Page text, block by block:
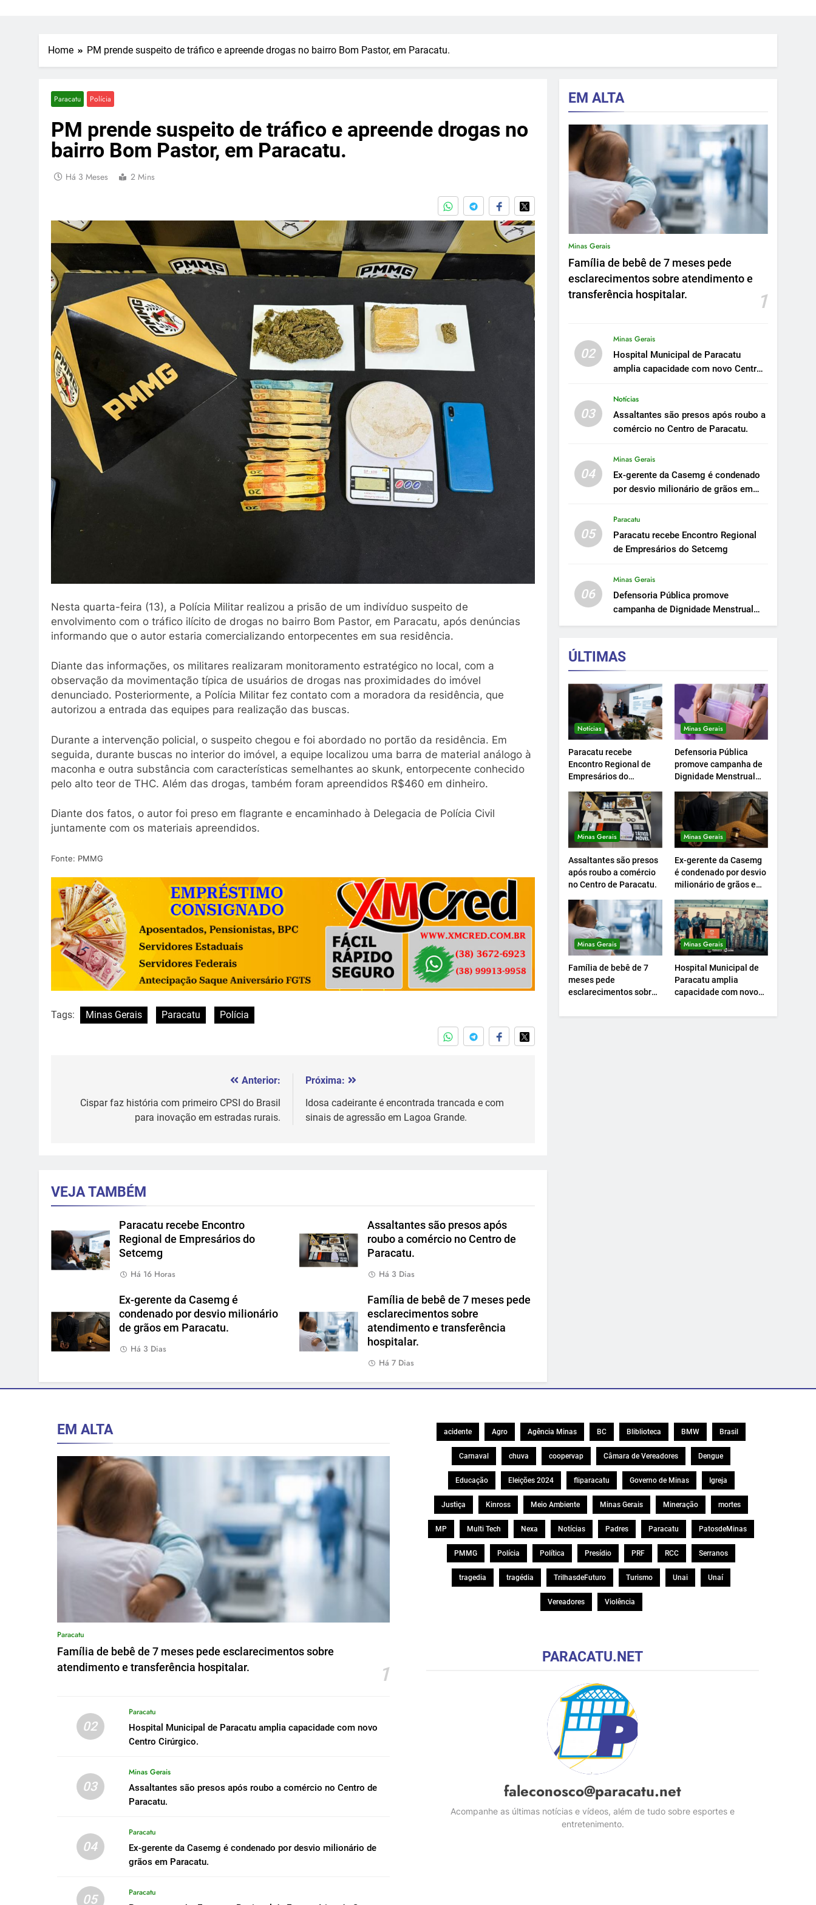
Home PM prende suspeito de tráfico e apreende drogas no bairro Bom Pastor, em Paracatu.
Paracatu Polícia
PM prende suspeito de tráfico e apreende drogas no
bairro Bom Pastor, em Paracatu.
Há 3 Meses 2 Mins
Nesta quarta-feira (13), a Polícia Militar realizou a prisão de um indivíduo suspeito de
envolvimento com o tráfico ilícito de drogas no bairro Bom Pastor, em Paracatu, após denúncias
informando que o autor estaria comercializando entorpecentes em sua residência.
Diante das informações, os militares realizaram monitoramento estratégico no local, com a
observação da movimentação típica de usuários de drogas nas proximidades do imóvel
denunciado. Posteriormente, a Polícia Militar fez contato com a moradora da residência, que
autorizou a entrada das equipes para realização das buscas.
Durante a intervenção policial, o suspeito chegou e foi abordado no portão da residência. Em
seguida, durante buscas no interior do imóvel, a equipe localizou uma barra de material análogo à
maconha e outra substância com características semelhantes ao skunk, entorpecente conhecido
pelo alto teor de THC. Além das drogas, também foram apreendidos R$460 em dinheiro.
Diante dos fatos, o autor foi preso em flagrante e encaminhado à Delegacia de Polícia Civil
juntamente com os materiais apreendidos.
Fonte: PMMG
Tags: Minas Gerais Paracatu Polícia
Anterior:
Cispar faz história com primeiro CPSI do Brasil
para inovação em estradas rurais.
Próxima:
Idosa cadeirante é encontrada trancada e com
sinais de agressão em Lagoa Grande.
VEJA TAMBÉM
Paracatu recebe Encontro
Regional de Empresários do
Setcemg
Há 16 Horas
Assaltantes são presos após
roubo a comércio no Centro de
Paracatu.
Há 3 Dias
Ex-gerente da Casemg é
condenado por desvio milionário
de grãos em Paracatu.
Há 3 Dias
Família de bebê de 7 meses pede
esclarecimentos sobre
atendimento e transferência
hospitalar.
Há 7 Dias
EM ALTA
Minas Gerais
Família de bebê de 7 meses pede
esclarecimentos sobre atendimento e
transferência hospitalar.
1
02
Minas Gerais
Hospital Municipal de Paracatu
amplia capacidade com novo Centro
03
Notícias
Assaltantes são presos após roubo a
comércio no Centro de Paracatu.
04
Minas Gerais
Ex-gerente da Casemg é condenado
por desvio milionário de grãos em
05
Paracatu
Paracatu recebe Encontro Regional
de Empresários do Setcemg
06
Minas Gerais
Defensoria Pública promove
campanha de Dignidade Menstrual
em Minas.
ÚLTIMAS
Notícias
Paracatu recebe
Encontro Regional de
Empresários do
Minas Gerais
Defensoria Pública
promove campanha de
Dignidade Menstrual
Minas Gerais
Assaltantes são presos
após roubo a comércio
no Centro de Paracatu.
Minas Gerais
Ex-gerente da Casemg
é condenado por desvio
milionário de grãos em
Minas Gerais
Família de bebê de 7
meses pede
esclarecimentos sobre
transferência
Minas Gerais
Hospital Municipal de
Paracatu amplia
capacidade com novo
EM ALTA
Paracatu
Família de bebê de 7 meses pede esclarecimentos sobre
atendimento e transferência hospitalar.
1
02
Paracatu
Hospital Municipal de Paracatu amplia capacidade com novo
Centro Cirúrgico.
03
Minas Gerais
Assaltantes são presos após roubo a comércio no Centro de
Paracatu.
04
Paracatu
Ex-gerente da Casemg é condenado por desvio milionário de
grãos em Paracatu.
05
Paracatu
acidente Agro Agência Minas BC Bliblioteca BMW Brasil
Carnaval chuva coopervap Câmara de Vereadores Dengue
Educação Eleições 2024 fliparacatu Governo de Minas Igreja
Justiça Kinross Meio Ambiente Minas Gerais Mineração mortes
MP Multi Tech Nexa Notícias Padres Paracatu PatosdeMinas
PMMG Polícia Política Presídio PRF RCC Serranos
tragedia tragédia TrilhasdeFuturo Turismo Unai Unaí
Vereadores Violência
PARACATU.NET
faleconosco@paracatu.net
Acompanhe as últimas notícias e vídeos, além de tudo sobre esportes e
entretenimento.